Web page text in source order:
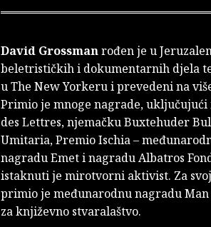
David Grossmanrođen je u
beletrističkih i dokumentarnih djela
u The New Yorkeru i prevedeni na
Primio je mnoge nagrade, uključujući
des Lettres, njemačku Buxtehuder
Umitaria, Premio Ischia –
nagradu Emet i nagradu Albatros
istaknuti je mirotvorni aktivist. Za
primio je međunarodnu nagradu
za književno stvaralaštvo.